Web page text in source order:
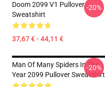
Doom 2099 V1 Pullover
Sweatshirt
37,67 € - 44,11 €
-20%
Man Of Many Spiders In The
Year 2099 Pullover Sweatshirt
-20%